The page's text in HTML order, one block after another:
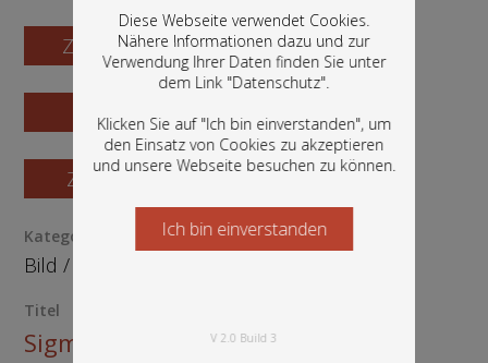
Diese Webseite verwendet Cookies.
Nähere Informationen dazu und zur
Verwendung Ihrer Daten finden Sie unter
dem Link "Datenschutz".
Klicken Sie auf "Ich bin einverstanden", um
den Einsatz von Cookies zu akzeptieren
und unsere Webseite besuchen zu können.
In diesem Portal finden Sie die digitalen
Bestände der Österreichischen
Nationalbibliothek: Bücher, Fotografien,
Grafiken und vieles mehr.
Ich bin einverstanden
Starten Sie jetzt
V 2.0 Build 3
Zum Katalogisat
Zur Vorschau
Zur Bestellung
Kategorie / Medientyp
Bild/
Titel
Sigmund Freud